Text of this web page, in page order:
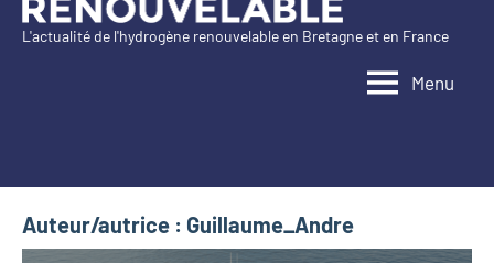
Bretagne
L'actualité de l'hydrogène renouvelable en Bretagne et en France
Menu
Auteur/autrice : Guillaume_Andre